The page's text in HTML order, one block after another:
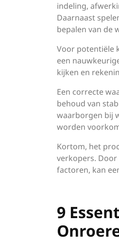
indeling,
Daarnaast
bepalen van de
Voor potentiële
een
kijken en
Een correcte
behoud van
waarborgen bij
worden
Kortom, het
verkopers.
factoren, kan
9